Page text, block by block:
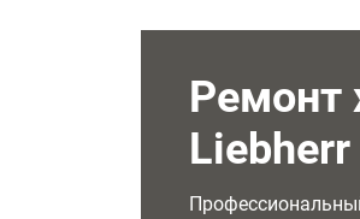
Ремонт